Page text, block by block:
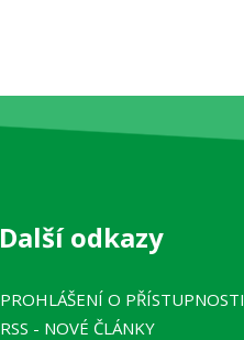
Další odkazy
PROHLÁŠENÍ O PŘÍSTUPNOSTI
RSS - NOVÉ ČLÁNKY